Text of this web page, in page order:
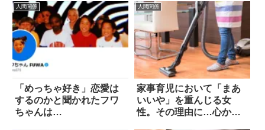
人間関係
「めっちゃ好き」恋愛は
するのかと聞かれたフワ
ちゃんは…
人間関係
家事育児において「まあ
いいや」を重んじる女
性。その理由に…心から